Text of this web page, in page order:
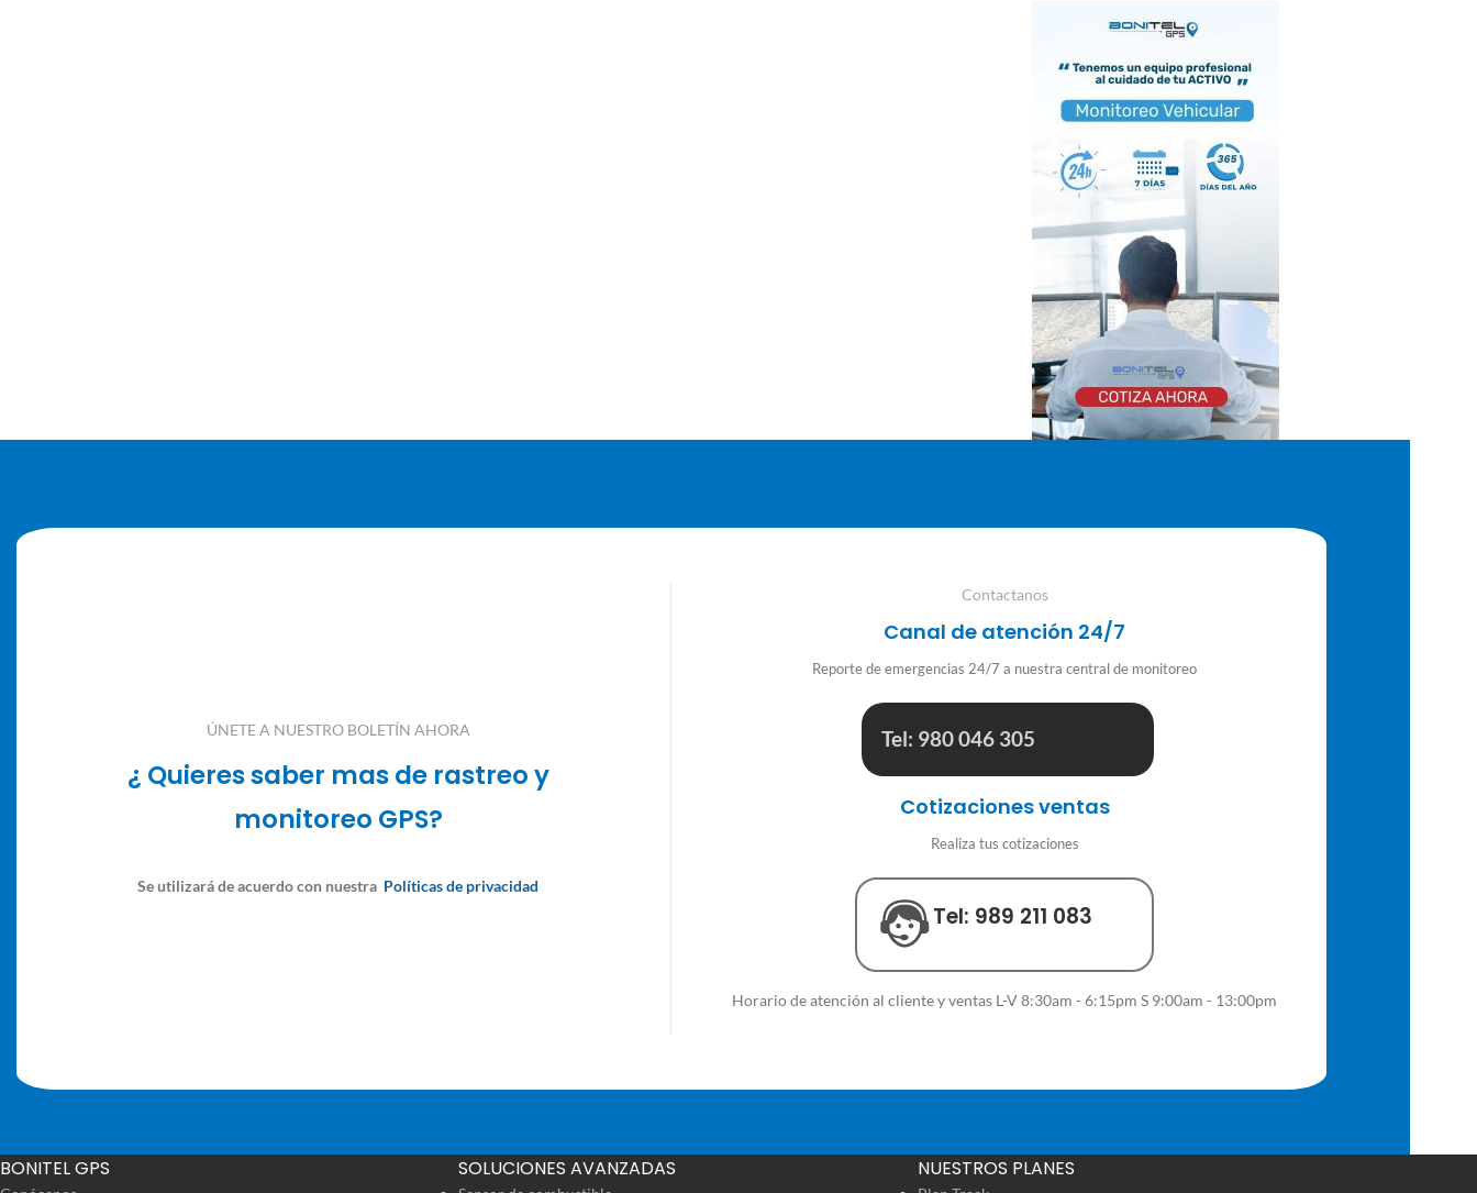
ÚNETE A NUESTRO BOLETÍN AHORA
¿ Quieres saber mas de rastreo y
monitoreo GPS?
Se utilizará de acuerdo con nuestra Políticas de privacidad
Contactanos
Canal de atención 24/7
Reporte de emergencias 24/7 a nuestra central de monitoreo
Tel: 980 046 305
Cotizaciones ventas
Realiza tus cotizaciones
Tel: 989 211 083
Horario de atención al cliente y ventas L-V 8:30am - 6:15pm S 9:00am - 13:00pm
BONITEL GPS SOLUCIONES AVANZADAS NUESTROS PLANES